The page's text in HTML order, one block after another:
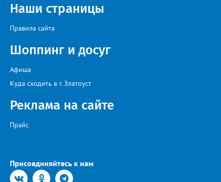
Наши страницы
Правила сайта
Шоппинг и досуг
Афиша
Куда сходить в г. Златоуст
Реклама на сайте
Прайс
Присоединяйтесь к нам